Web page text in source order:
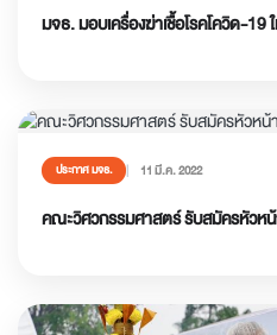
มจธ. มอบเครื่องฆ่าเชื้อโรคโควิด-19
ประกาศ มจธ. 11 มี.ค. 2022
คณะวิศวกรรมศาสตร์ รับสมัครหัวห